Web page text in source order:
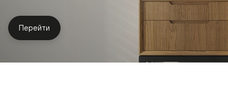
Перейти